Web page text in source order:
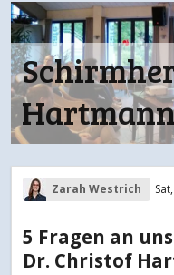
Zarah Westrich
5 Fragen an
Dr. Christof